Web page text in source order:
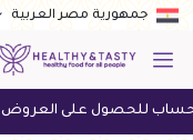
الحصرية حمل